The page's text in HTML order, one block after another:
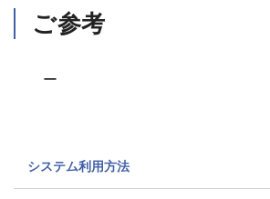
ご参考
ー
システム利用方法